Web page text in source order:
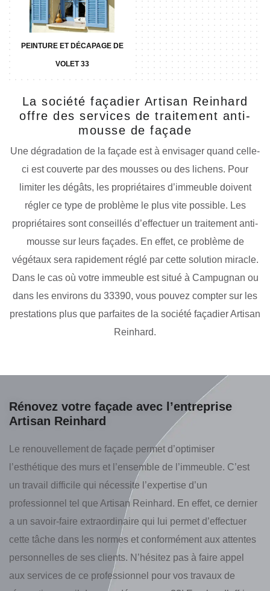
PEINTURE ET DÉCAPAGE DE
VOLET 33
La société façadier Artisan Reinhard
offre des services de traitement anti-
mousse de façade
Une dégradation de la façade est à envisager quand celle-
ci est couverte par des mousses ou des lichens. Pour
limiter les dégâts, les propriétaires d’immeuble doivent
régler ce type de problème le plus vite possible. Les
propriétaires sont conseillés d’effectuer un traitement anti-
mousse sur leurs façades. En effet, ce problème de
végétaux sera rapidement réglé par cette solution miracle.
Dans le cas où votre immeuble est situé à Campugnan ou
dans les environs du 33390, vous pouvez compter sur les
prestations plus que parfaites de la société façadier Artisan
Reinhard.
Rénovez votre façade avec l’entreprise
Artisan Reinhard
Le renouvellement de façade permet d’optimiser
l’esthétique des murs et l’ensemble de l’immeuble. C’est
un travail difficile qui nécessite l’expertise d’un
professionnel tel que Artisan Reinhard. En effet, ce dernier
a un savoir-faire extraordinaire qui lui permet d’effectuer
cette tâche dans les normes et conformément aux attentes
personnelles de ses clients. N’hésitez pas à faire appel
aux services de ce professionnel pour vos travaux de